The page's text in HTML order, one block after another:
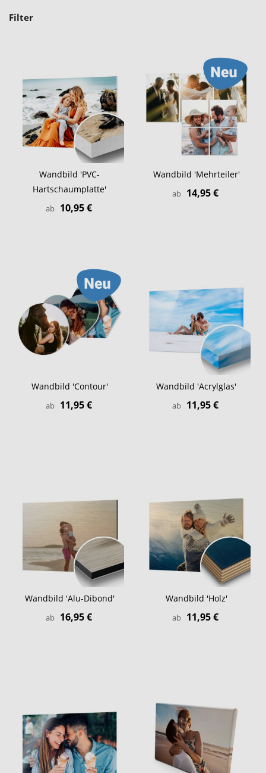
Filter
Wandbild 'PVC-
Hartschaumplatte'
ab 10,95 €
Wandbild 'Mehrteiler'
ab 14,95 €
Wandbild 'Contour'
ab 11,95 €
Wandbild 'Acrylglas'
ab 11,95 €
Wandbild 'Alu-Dibond'
ab 16,95 €
Wandbild 'Holz'
ab 11,95 €